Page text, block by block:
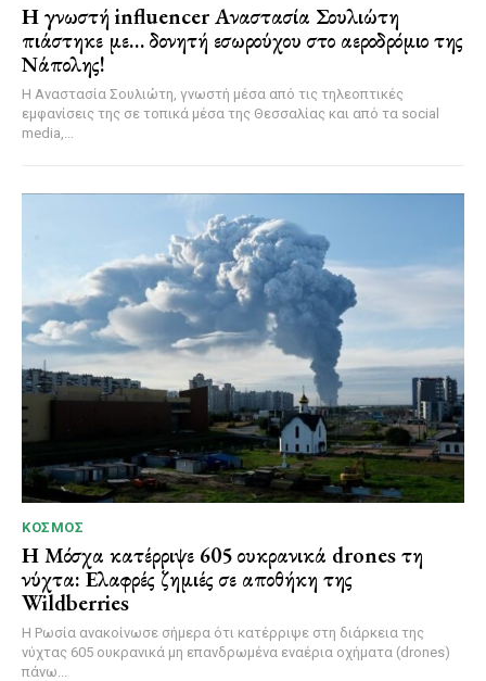
Η γνωστή influencer Αναστασία Σουλιώτη
πιάστηκε με… δονητή εσωρούχου στο αεροδρόμιο της
Νάπολης!
Η Αναστασία Σουλιώτη, γνωστή μέσα από τις τηλεοπτικές
εμφανίσεις της σε τοπικά μέσα της Θεσσαλίας και από τα social
media,...
ΚΌΣΜΟΣ
Η Μόσχα κατέρριψε 605 ουκρανικά drones τη
νύχτα: Ελαφρές ζημιές σε αποθήκη της
Wildberries
Η Ρωσία ανακοίνωσε σήμερα ότι κατέρριψε στη διάρκεια της
νύχτας 605 ουκρανικά μη επανδρωμένα εναέρια οχήματα (drones)
πάνω...